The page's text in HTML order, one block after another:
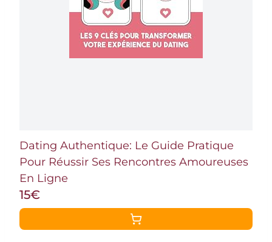
Dating Authentique: Le Guide Pratique
Pour Réussir Ses Rencontres Amoureuses
En Ligne
15€